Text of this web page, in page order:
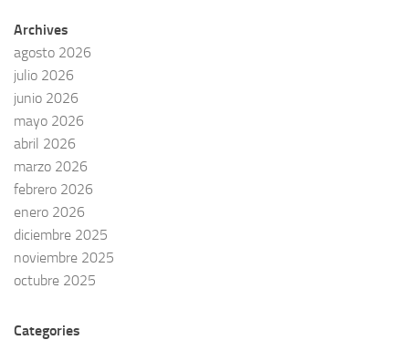
Archives
agosto 2026
julio 2026
junio 2026
mayo 2026
abril 2026
marzo 2026
febrero 2026
enero 2026
diciembre 2025
noviembre 2025
octubre 2025
Categories